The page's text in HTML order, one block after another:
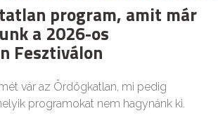
program, amit már
a 2026-os
Fesztiválon
vár az Ördögkatlan, mi pedig
programokat nem hagynánk ki.